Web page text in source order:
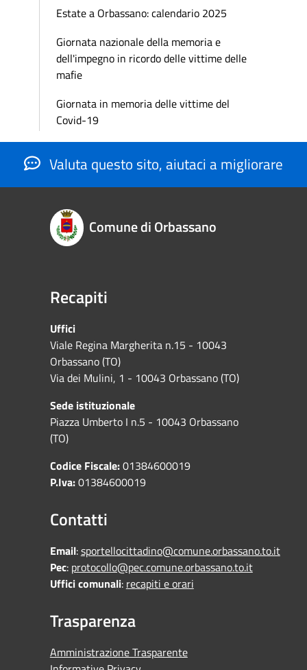
Estate a Orbassano: calendario 2025
Giornata nazionale della memoria e
dell'impegno in ricordo delle vittime delle
mafie
Giornata in memoria delle vittime del
Covid-19
Valuta questo sito, aiutaci a migliorare
Comune di Orbassano
Recapiti
Uffici
Viale Regina Margherita n.15 - 10043
Orbassano (TO)
Via dei Mulini, 1 - 10043 Orbassano (TO)
Sede istituzionale
Piazza Umberto I n.5 - 10043 Orbassano
(TO)
Codice Fiscale:01384600019
P.Iva:01384600019
Contatti
Email:sportellocittadino@comune.orbassano.to.it
Pec: protocollo@pec.comune.orbassano.to.it
Uffici comunali: recapiti e orari
Trasparenza
Amministrazione Trasparente